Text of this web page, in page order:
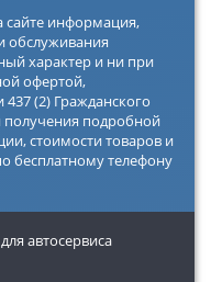
сайте информация,
обслуживания
характер и ни при
офертой,
(2) Гражданского
получения подробной
стоимости товаров и
бесплатному телефону
автосервиса